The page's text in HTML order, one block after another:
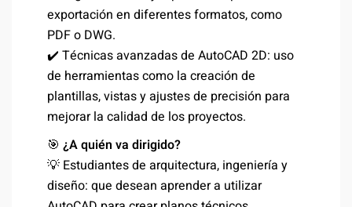
exportación en diferentes formatos, como
PDF o DWG.
✔️ Técnicas avanzadas de AutoCAD 2D: uso
de herramientas como la creación de
plantillas, vistas y ajustes de precisión para
mejorar la calidad de los proyectos.
🎯 ¿A quién va dirigido?
💡 Estudiantes de arquitectura, ingeniería y
diseño: que desean aprender a utilizar